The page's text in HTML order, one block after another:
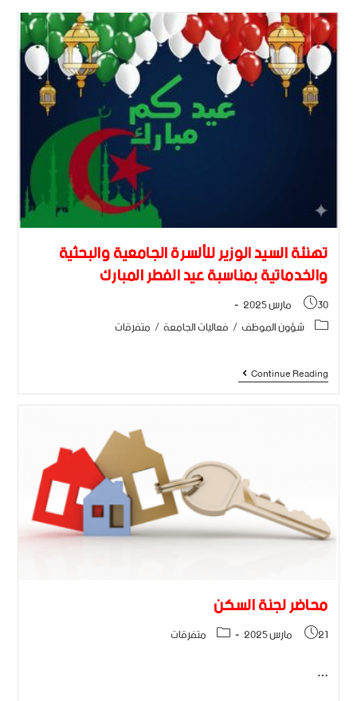
تهنئة السيد الوزير للألسرة الجامعية والبحثية
والخدماتية بمناسبة عيد الفطر المبارك
30 مارس 2025
شؤون الموظف/ فعاليات الجامعة/ متفرقات
Continue Reading
محاضر لجنة السكن
21 مارس 2025
متفرقات
…